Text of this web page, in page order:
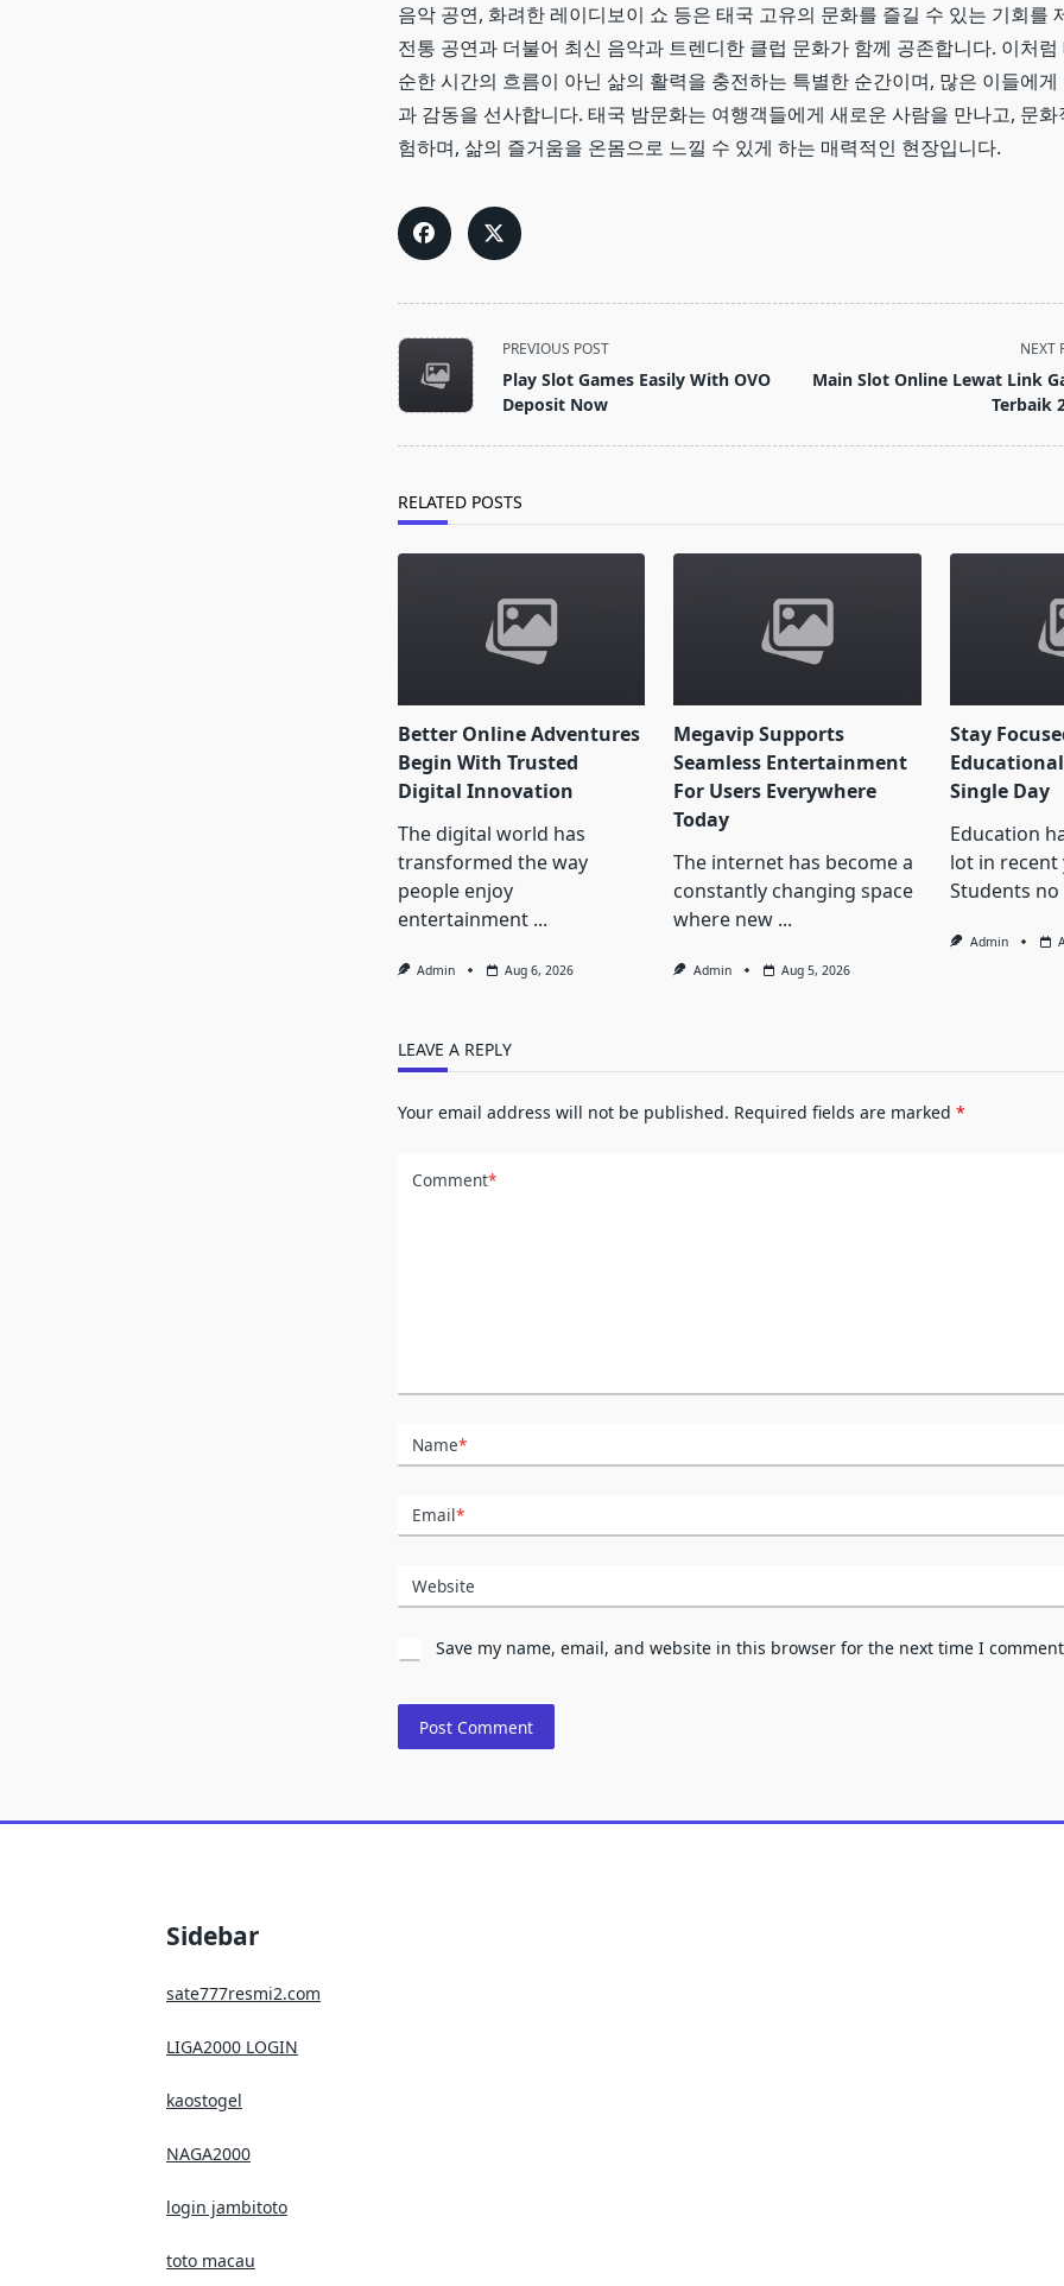
음악 공연, 화려한 레이디보이 쇼 등은 태국 고유의 문화를 즐길 수 있는 기회를
전통 공연과 더불어 최신 음악과 트렌디한 클럽 문화가 함께 공존합니다. 이처
순한 시간의 흐름이 아닌 삶의 활력을 충전하는 특별한 순간이며, 많은 이들에
과 감동을 선사합니다. 태국 밤문화는 여행객들에게 새로운 사람을 만나고, 문
험하며, 삶의 즐거움을 온몸으로 느낄 수 있게 하는 매력적인 현장입니다.
<span
class="nav-
subtitle
PREVIOUS POST
Play Slot Games Easily With OVO
Deposit Now
NEXT
Main Slot Online Lewat Link
Terbaik
RELATED POSTS
Better Online Adventures
Begin With Trusted
Digital Innovation
The digital world has
transformed the way
people enjoy
entertainment ...
Admin Aug 6, 2026
Megavip Supports
Seamless Entertainment
For Users Everywhere
Today
The internet has become a
constantly changing space
where new ...
Admin Aug 5, 2026
Stay
Single Day
Education
lot in recent
Students no
Admin
LEAVE A REPLY
Your email address will not be published. Required fields are marked *
Comment*
Name*
Email*
Website
Save my name, email, and website in this browser for the next time I
Sidebar
sate777resmi2.com
LIGA2000 LOGIN
kaostogel
NAGA2000
login jambitoto
toto macau